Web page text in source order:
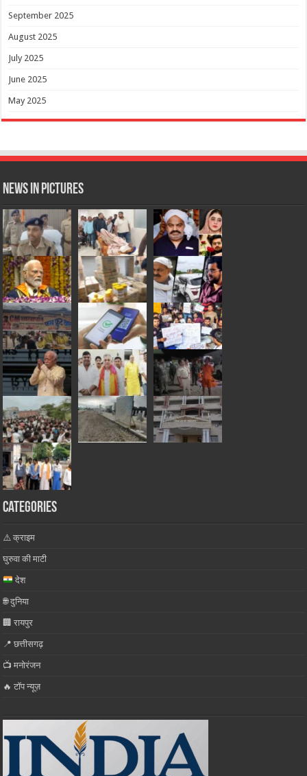
September 2025
August 2025
July 2025
June 2025
May 2025
News in Pictures
Categories
⚠️ क्राइम
घुरुवा की माटी
देश
🌐 दुनिया
🏢 रायपुर
📍 छत्तीसगढ़
📺 मनोरंजन
🔥 टॉप न्यूज़